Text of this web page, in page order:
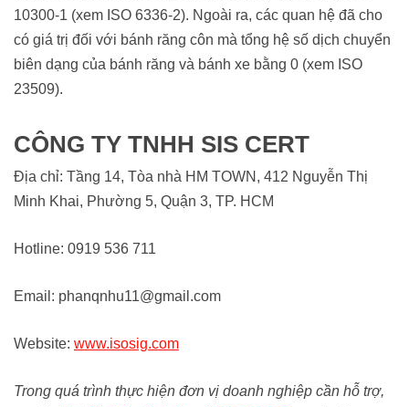
10300‑1 (xem ISO 6336‑2). Ngoài ra, các quan hệ đã cho
có giá trị đối với bánh răng côn mà tổng hệ số dịch chuyển
biên dạng của bánh răng và bánh xe bằng 0 (xem ISO
23509).
CÔNG TY TNHH SIS CERT
Địa chỉ: Tầng 14, Tòa nhà HM TOWN, 412 Nguyễn Thị
Minh Khai, Phường 5, Quận 3, TP. HCM
Hotline: 0919 536 711
Email: phanqnhu11@gmail.com
Website: www.isosig.com
Trong quá trình thực hiện đơn vị doanh nghiệp cần hỗ trợ,